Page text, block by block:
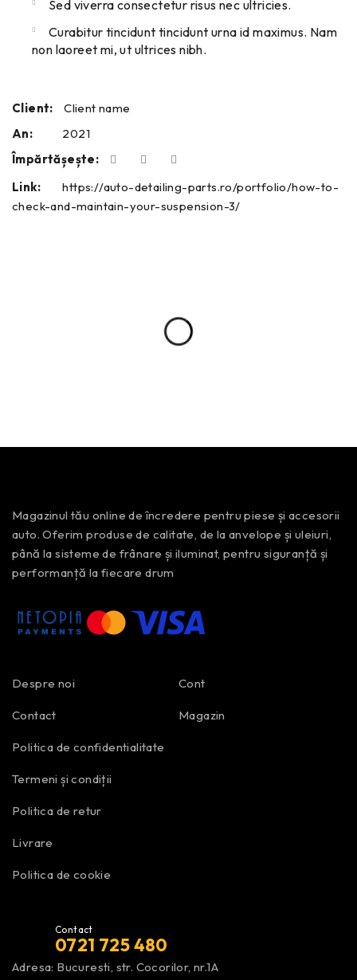
Sed viverra consectetur risus nec ultricies.
Curabitur tincidunt tincidunt urna id maximus. Nam
non laoreet mi, ut ultrices nibh.
Client:
Client name
An:
2021
Împărtășește:
Link:
https://auto-detailing-parts.ro/portfolio/how-to-
check-and-maintain-your-suspension-3/
Magazinul tău online de încredere pentru piese și accesorii
auto. Oferim produse de calitate, de la anvelope și uleiuri,
până la sisteme de frânare și iluminat, pentru siguranță și
performanță la fiecare drum
Despre noi
Contact
Politica de confidentialitate
Termeni și condiții
Politica de retur
Livrare
Politica de cookie
Cont
Magazin
Contact
0721 725 480
Adresa: Bucuresti, str. Cocorilor, nr.1A